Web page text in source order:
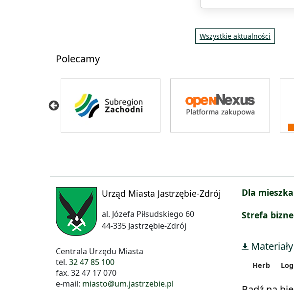
Wszystkie aktualności
Polecamy
Urząd Miasta Jastrzębie-Zdrój
al. Józefa Piłsudskiego 60
44-335 Jastrzębie-Zdrój
Centrala Urzędu Miasta
tel. 32 47 85 100
fax. 32 47 17 070
e-mail: miasto@um.jastrzebie.pl
Dla
Strefa
Herb